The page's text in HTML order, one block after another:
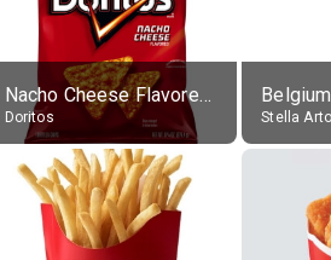
Nacho Cheese Flavored Tortilla Chips
Doritos Stella